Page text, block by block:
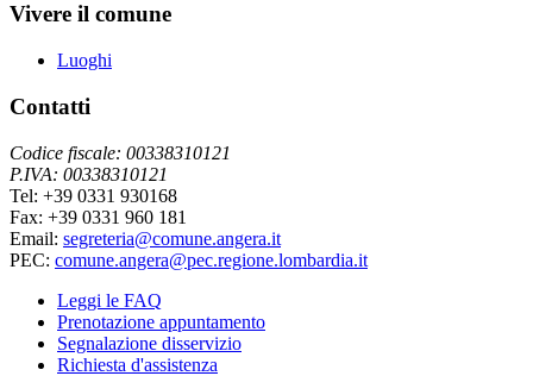
Vivere il comune
Luoghi
Contatti
Codice fiscale: 00338310121
P.IVA: 00338310121
Tel: +39 0331 930168
Fax: +39 0331 960 181
Email: segreteria@comune.angera.it
PEC: comune.angera@pec.regione.lombardia.it
Leggi le FAQ
Prenotazione appuntamento
Segnalazione disservizio
Richiesta d'assistenza